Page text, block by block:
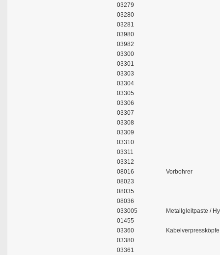
03279
03280
03281
03980
03982
03300
03301
03303
03304
03305
03306
03307
03308
03309
03310
03311
03312
08016
Vorbohrer
08023
08035
08036
033005
Metallgleitpaste /
01455
03360
Kabelverpressköpfe
03380
03361